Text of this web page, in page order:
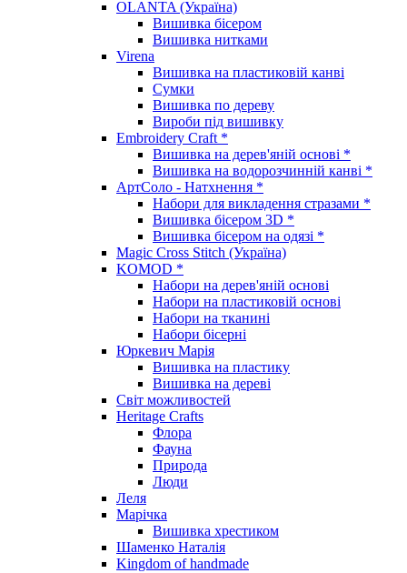
OLANTA (Україна)
Вишивка бісером
Вишивка нитками
Virena
Вишивка на пластиковій канві
Сумки
Вишивка по дереву
Вироби під вишивку
Embroidery Craft *
Вишивка на дерев'яній основі *
Вишивка на водорозчинній канві *
АртСоло - Натхнення *
Набори для викладення стразами *
Вишивка бісером 3D *
Вишивка бісером на одязі *
Magic Cross Stitch (Україна)
KOMOD *
Набори на дерев'яній основі
Набори на пластиковій основі
Набори на тканині
Набори бісерні
Юркевич Марія
Вишивка на пластику
Вишивка на дереві
Світ можливостей
Heritage Crafts
Флора
Фауна
Природа
Люди
Леля
Марічка
Вишивка хрестиком
Шаменко Наталія
Kingdom of handmade